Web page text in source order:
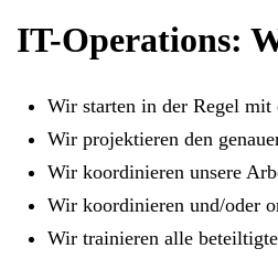
IT-Operations:
Wir starten in der Regel mit
Wir projektieren den
Wir koordinieren unsere
Wir koordinieren und/oder
Wir trainieren alle